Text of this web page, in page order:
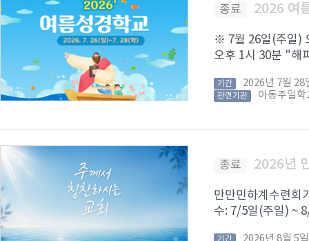
종료 2026 여
※ 7월 26일(주일)
오후 1시 30분 "해
기간 2026년 7월 28
관련기관 아동주일학
종료 2026년
만만민하계수련회
수: 7/5일(주일) ~